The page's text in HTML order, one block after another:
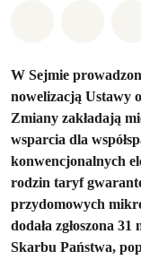
W Sejmie
nowelizacją Ustawy
Zmiany zakładają
wsparcia dla
konwencjonalnych
rodzin taryf
przydomowych
dodała zgłoszona
Skarbu Państwa,